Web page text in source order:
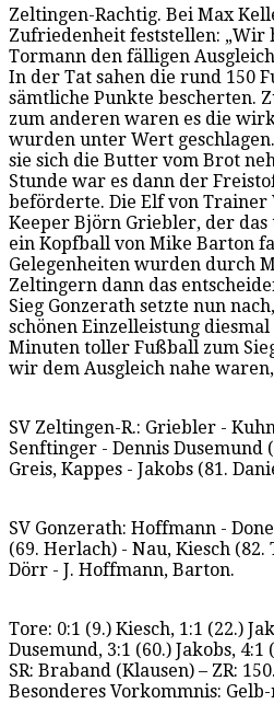
Zeltingen-Rachtig. Bei Max
Zufriedenheit feststellen: „Wir
Tormann den fälligen
In der Tat sahen die rund 150
sämtliche Punkte bescherten.
zum anderen waren es die
wurden unter Wert
sie sich die Butter vom Brot
Stunde war es dann der
beförderte. Die Elf von Trainer
Keeper Björn Griebler, der
ein Kopfball von Mike Barton
Gelegenheiten wurden durch
Zeltingern dann das
Sieg Gonzerath setzte nun
schönen Einzelleistung
Minuten toller Fußball zum
wir dem Ausgleich nahe
SV Zeltingen-R.: Griebler -
Senftinger - Dennis Dusemund
Greis, Kappes - Jakobs (81.
SV Gonzerath: Hoffmann -
(69. Herlach) - Nau, Kiesch (82.
Dörr - J. Hoffmann, Barton.
Tore: 0:1 (9.) Kiesch, 1:1 (22.)
Dusemund, 3:1 (60.) Jakobs, 4:1
SR: Braband (Klausen) – ZR: 150.
Besonderes Vorkommnis: